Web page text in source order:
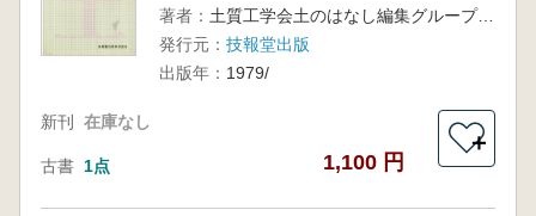
著者：
土質工学会土のはなし編集グループ 編
発行元： 技報堂出版
出版年： 1979/
新刊 在庫なし
古書 1点 1,100 円
＋